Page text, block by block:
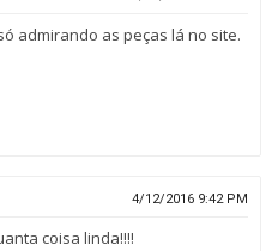
admirando as peças lá no site.
4/12/2016 9:42 PM
coisa linda!!!!